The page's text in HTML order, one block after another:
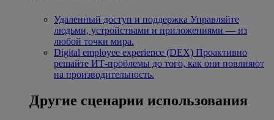
Удаленный доступ и поддержка Управляйте
людьми, устройствами и приложениями — из
любой точки мира.
Digital employee experience (DEX) Проактивно
решайте ИТ-проблемы до того, как они повлияют
на производительность.
Другие сценарии использования